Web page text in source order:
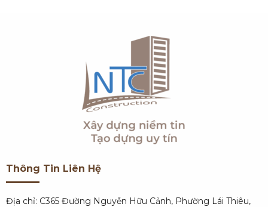
Thông Tin Liên Hệ
Địa chỉ: C365 Đường Nguyễn Hữu Cảnh, Phường Lái Thiêu,